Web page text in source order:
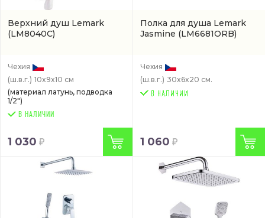
Верхний душ Lemark
(LM8040C)
Чехия
(ш.в.г.) 10x9x10 см
(материал латунь, подводка
1/2")
В НАЛИЧИИ
1 030
Полкa для душа Lemark
Jasmine (LM6681ORB)
Чехия
(ш.в.г.) 30x6x20 см.
1 060